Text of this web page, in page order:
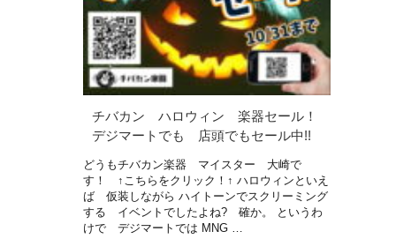
チバカン ハロウィン 楽器セール！
デジマートでも 店頭でもセール中!!
どうもチバカン楽器 マイスター 大崎で
す！ ↑こちらをクリック！↑ ハロウィンといえ
ば 仮装しながら ハイトーンでスクリーミング
する イベントでしたよね? 確か。 というわ
けで デジマートでは MNG …